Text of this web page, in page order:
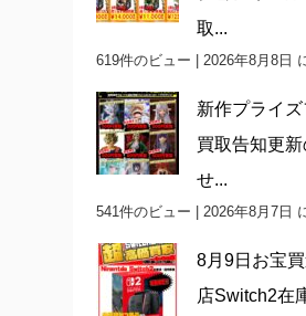
取...
619件のビュー 2026年8月8日
新作プライ
買取告知更
せ...
541件のビュー 2026年8月7日
8月9日お宝
店Switch2在